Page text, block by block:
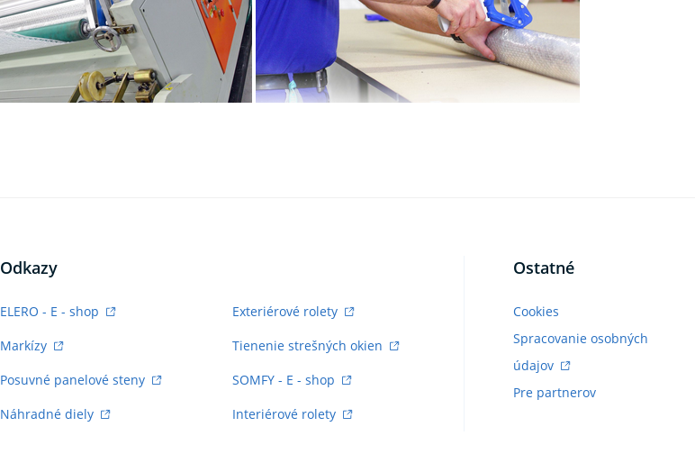
Odkazy
ELERO - E - shop
Exteriérové rolety
Markízy
Tienenie strešných okien
Posuvné panelové steny
SOMFY - E - shop
Náhradné diely
Interiérové rolety
Ostatné
Cookies
Spracovanie osobných
údajov
Pre partnerov